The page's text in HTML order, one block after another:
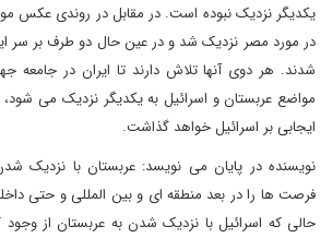
یکدیگر نزدیک نبوده است. در مقابل در روندی عکس
در مورد مصر نزدیک شد و در عین حال دو طرف بر سر
شدند. هر دوی آنها تلاش دارند تا ایران در جامعه
مواضع عربستان و اسرائیل به یکدیگر نزدیک می شود،
ایجابی بر اسرائیل خواهد گذاشت.
نویسنده در پایان می نویسد: عربستان با نزدیک
فرصت ها را در بعد منطقه ای و بین المللی و حتی
حالی که اسرائیل با نزدیک شدن به عربستان از